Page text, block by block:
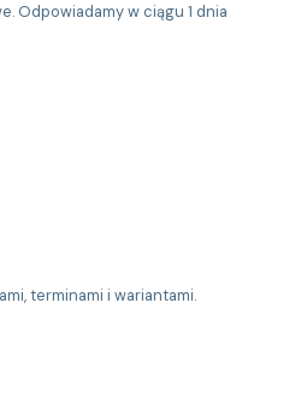
Odpowiadamy w ciągu 1 dnia
terminami i wariantami.